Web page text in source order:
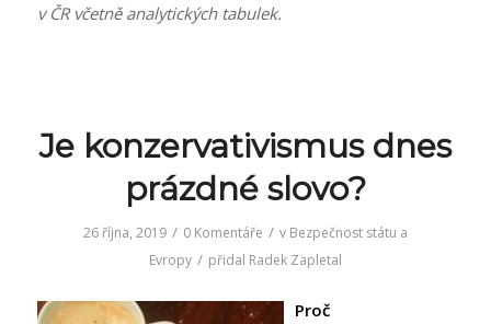
v ČR včetně analytických tabulek.
Je konzervativismus dnes
prázdné slovo?
26 října, 2019 / 0 Komentáře / v Bezpečnost státu a
Evropy / přidal Radek Zapletal
Proč